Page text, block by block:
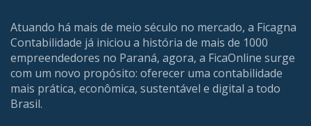
Atuando há mais de meio século no mercado, a Ficagna
Contabilidade já iniciou a história de mais de 1000
empreendedores no Paraná, agora, a FicaOnline surge
com um novo propósito: oferecer uma contabilidade
mais prática, econômica, sustentável e digital a todo
Brasil.